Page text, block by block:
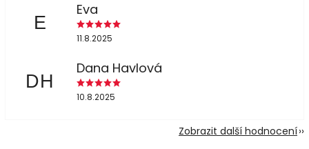
E
Eva
11.8.2025
DH
Dana Havlová
10.8.2025
Zobrazit další hodnocení